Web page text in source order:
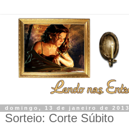
domingo, 13 de janeiro de 2013
Sorteio: Corte Súbito